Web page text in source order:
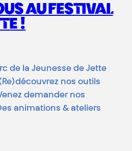
AU FESTIVAL
!
de la Jeunesse de Jette
nos outils
demander nos
animations & ateliers